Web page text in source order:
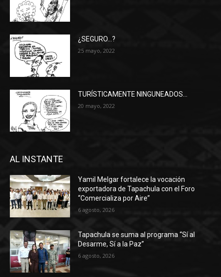
¿SEGURO…?
25 mayo, 2022
TURÍSTICAMENTE NINGUNEADOS…
20 mayo, 2022
AL INSTANTE
Yamil Melgar fortalece la vocación
exportadora de Tapachula con el Foro
“Comercializa por Aire”
6 agosto, 2026
Tapachula se suma al programa “Sí al
Desarme, Sí a la Paz”
6 agosto, 2026